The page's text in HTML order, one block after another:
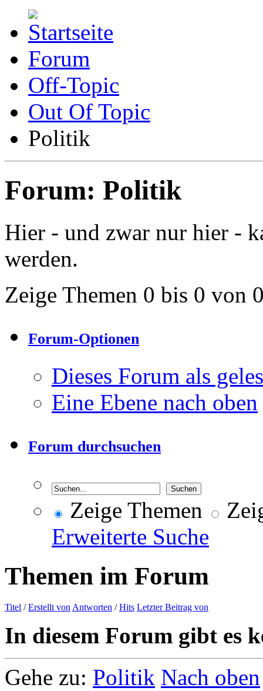
Forum
Off-Topic
Out Of Topic
Politik
Forum: Politik
Hier - und zwar nur hier -
werden.
Zeige Themen 0 bis 0 von
Forum-Optionen
Dieses Forum als
Eine Ebene nach oben
Forum durchsuchen
Zeige Themen
Erweiterte Suche
Themen im Forum
Titel /Erstellt von Antworten /Hits Letzter Beitrag von
In diesem Forum gibt es
Gehe zu: Politik Nach oben